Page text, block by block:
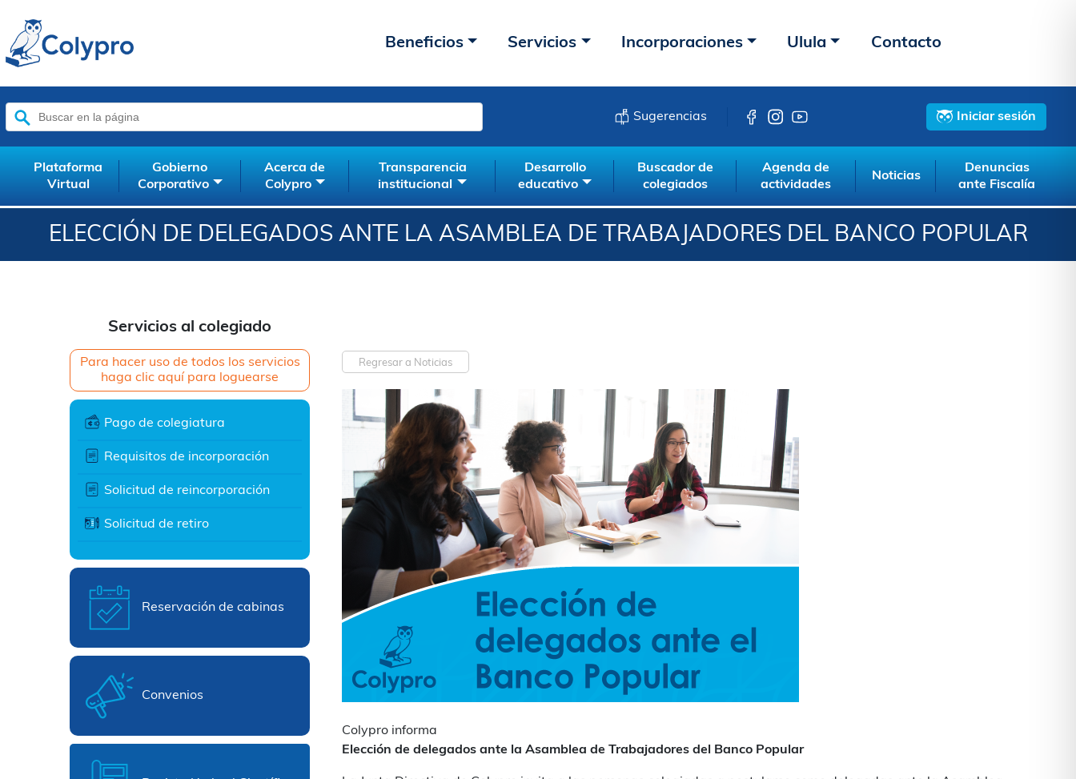
Beneficios Servicios Incorporaciones Ulula Contacto
Buscar:
Sugerencias Iniciar sesión
Plataforma
Virtual
Gobierno
Corporativo
Acerca de
Colypro
Transparencia
institucional
Desarrollo
educativo
Buscador de
colegiados
Agenda de
actividades
Noticias
Denuncias
ante Fiscalía
ELECCIÓN DE DELEGADOS ANTE LA ASAMBLEA DE TRABAJADORES DEL BANCO POPULAR
Servicios al colegiado
Para hacer uso de todos los servicios
haga clic aquí para loguearse
Pago de colegiatura
Requisitos de incorporación
Solicitud de reincorporación
Solicitud de retiro
Reservación de cabinas
Convenios
Regresar a Noticias
Colypro informa
Elección de delegados ante la Asamblea de Trabajadores del Banco Popular